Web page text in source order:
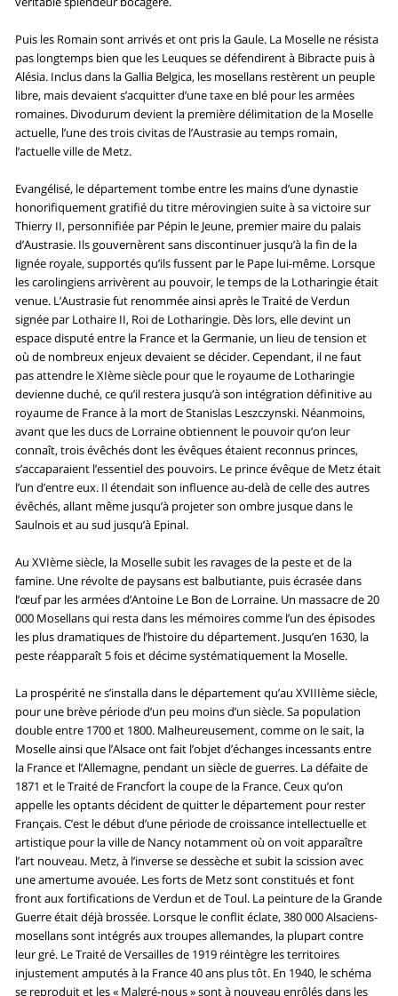
Puis les Romain sont arrivés et ont pris la Gaule. La Moselle ne résista
pas longtemps bien que les Leuques se défendirent à Bibracte puis à
Alésia. Inclus dans la Gallia Belgica, les mosellans restèrent un peuple
libre, mais devaient s’acquitter d’une taxe en blé pour les armées
romaines. Divodurum devient la première délimitation de la Moselle
actuelle, l’une des trois civitas de l’Austrasie au temps romain,
l’actuelle ville de Metz.
Evangélisé, le département tombe entre les mains d’une dynastie
honorifiquement gratifié du titre mérovingien suite à sa victoire sur
Thierry II, personnifiée par Pépin le Jeune, premier maire du palais
d’Austrasie. Ils gouvernèrent sans discontinuer jusqu’à la fin de la
lignée royale, supportés qu’ils fussent par le Pape lui-même. Lorsque
les carolingiens arrivèrent au pouvoir, le temps de la Lotharingie était
venue. L’Austrasie fut renommée ainsi après le Traité de Verdun
signée par Lothaire II, Roi de Lotharingie. Dès lors, elle devint un
espace disputé entre la France et la Germanie, un lieu de tension et
où de nombreux enjeux devaient se décider. Cependant, il ne faut
pas attendre le XIème siècle pour que le royaume de Lotharingie
devienne duché, ce qu’il restera jusqu’à son intégration définitive au
royaume de France à la mort de Stanislas Leszczynski. Néanmoins,
avant que les ducs de Lorraine obtiennent le pouvoir qu’on leur
connaît, trois évêchés dont les évêques étaient reconnus princes,
s’accaparaient l’essentiel des pouvoirs. Le prince évêque de Metz était
l’un d’entre eux. Il étendait son influence au-delà de celle des autres
évêchés, allant même jusqu’à projeter son ombre jusque dans le
Saulnois et au sud jusqu’à Epinal.
Au XVIème siècle, la Moselle subit les ravages de la peste et de la
famine. Une révolte de paysans est balbutiante, puis écrasée dans
l’œuf par les armées d’Antoine Le Bon de Lorraine. Un massacre de 20
000 Mosellans qui resta dans les mémoires comme l’un des épisodes
les plus dramatiques de l’histoire du département. Jusqu’en 1630, la
peste réapparaît 5 fois et décime systématiquement la Moselle.
La prospérité ne s’installa dans le département qu’au XVIIIème siècle,
pour une brève période d’un peu moins d’un siècle. Sa population
double entre 1700 et 1800. Malheureusement, comme on le sait, la
Moselle ainsi que l’Alsace ont fait l’objet d’échanges incessants entre
la France et l’Allemagne, pendant un siècle de guerres. La défaite de
1871 et le Traité de Francfort la coupe de la France. Ceux qu’on
appelle les optants décident de quitter le département pour rester
Français. C’est le début d’une période de croissance intellectuelle et
artistique pour la ville de Nancy notamment où on voit apparaître
l’art nouveau. Metz, à l’inverse se dessèche et subit la scission avec
une amertume avouée. Les forts de Metz sont constitués et font
front aux fortifications de Verdun et de Toul. La peinture de la Grande
Guerre était déjà brossée. Lorsque le conflit éclate, 380 000 Alsaciens-
mosellans sont intégrés aux troupes allemandes, la plupart contre
leur gré. Le Traité de Versailles de 1919 réintègre les territoires
injustement amputés à la France 40 ans plus tôt. En 1940, le schéma
se reproduit et les « Malgré-nous » sont à nouveau enrôlés dans les